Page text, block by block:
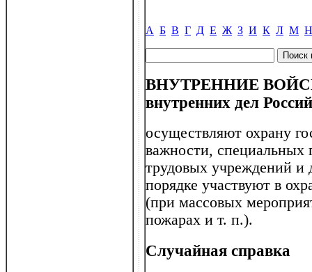
А Б В Г Д Е Ж З И К Л М Н
ВНУТРЕННИЕ
внутренних дел
осуществляют охрану
важности, специальных
трудовых учреждений и
порядке участвуют в
(при массовых
пожарах и т. п.).
Случайная справка